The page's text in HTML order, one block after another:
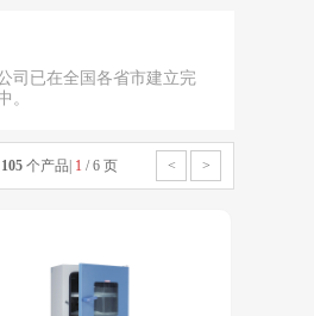
司已在全国各省市建立完
。
105 个产品 1 / 6 页 < >